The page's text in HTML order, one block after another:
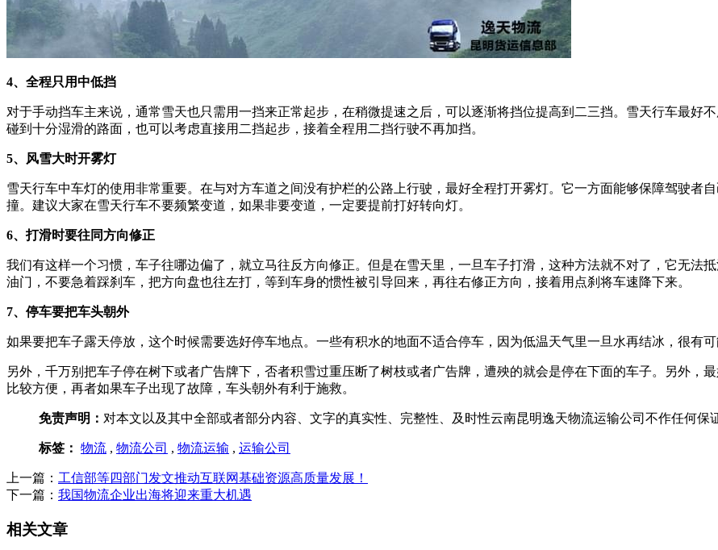
4、全程只用中低挡
对于手动挡车主来说，通常雪天也只需用一挡来正常起步，在稍微提速之后，可以逐渐将挡位提高到二三挡。雪天行车最好
碰到十分湿滑的路面，也可以考虑直接用二挡起步，接着全程用二挡行驶不再加挡。
5、风雪大时开雾灯
雪天行车中车灯的使用非常重要。在与对方车道之间没有护栏的公路上行驶，最好全程打开雾灯。它一方面能够保障驾驶者
撞。建议大家在雪天行车不要频繁变道，如果非要变道，一定要提前打好转向灯。
6、打滑时要往同方向修正
我们有这样一个习惯，车子往哪边偏了，就立马往反方向修正。但是在雪天里，一旦车子打滑，这种方法就不对了，它无法
油门，不要急着踩刹车，把方向盘也往左打，等到车身的惯性被引导回来，再往右修正方向，接着用点刹将车速降下来。
7、停车要把车头朝外
如果要把车子露天停放，这个时候需要选好停车地点。一些有积水的地面不适合停车，因为低温天气里一旦水再结冰，很有可
另外，千万别把车子停在树下或者广告牌下，否者积雪过重压断了树枝或者广告牌，遭殃的就会是停在下面的车子。另外，
比较方便，再者如果车子出现了故障，车头朝外有利于施救。
免责声明： 对本文以及其中全部或者部分内容、文字的真实性、完整性、及时性云南昆明逸天物流运输公司不作任何保
标签： 物流 , 物流公司 , 物流运输 , 运输公司
上一篇： 工信部等四部门发文推动互联网基础资源高质量发展！
下一篇： 我国物流企业出海将迎来重大机遇
相关文章